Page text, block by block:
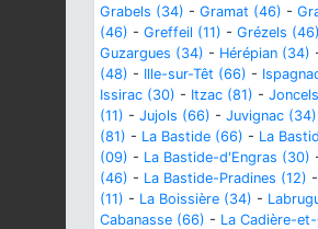
Grabels (34) - Gramat (46) -
(46) - Greffeil (11) - Grézels (46)
Guzargues (34) - Hérépian (34)
(48) - Ille-sur-Têt (66) -
Issirac (30) - Itzac (81) -
(11) - Jujols (66) - Juvignac (34)
(81) - La Bastide (66) - La
(09) - La Bastide-d'Engras (30)
(46) - La Bastide-Pradines (12) -
(11) - La Boissière (34) -
Cabanasse (66) - La Cadière-